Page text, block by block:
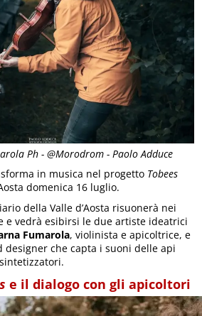
Ph - @Morodrom - Paolo Adduce
in musica nel progetto Tobees
domenica 16 luglio.
della Valle d’Aosta risuonerà nei
e vedrà esibirsi le due artiste ideatrici
Fumarola, violinista e apicoltrice, e
designer che capta i suoni delle api
e il dialogo con gli apicoltori